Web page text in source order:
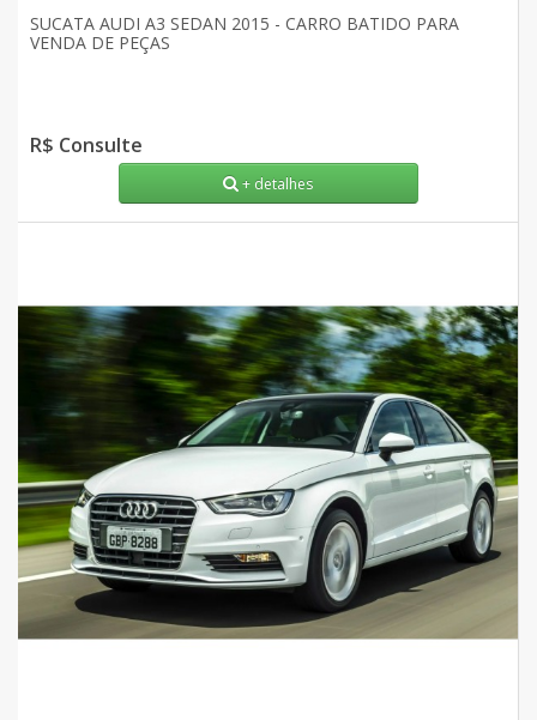
SUCATA AUDI A3 SEDAN 2015 - CARRO BATIDO PARA
VENDA DE PEÇAS
R$ Consulte
+ detalhes